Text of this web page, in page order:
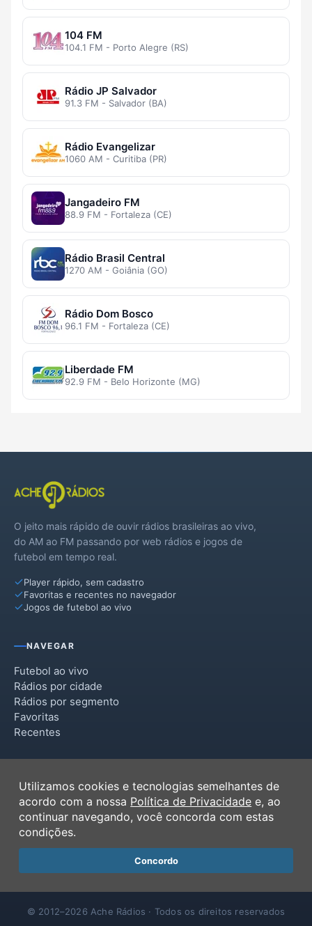
104 FM
104.1 FM - Porto Alegre (RS)
Rádio JP Salvador
91.3 FM - Salvador (BA)
Rádio Evangelizar
1060 AM - Curitiba (PR)
Jangadeiro FM
88.9 FM - Fortaleza (CE)
Rádio Brasil Central
1270 AM - Goiânia (GO)
Rádio Dom Bosco
96.1 FM - Fortaleza (CE)
Liberdade FM
92.9 FM - Belo Horizonte (MG)
O jeito mais rápido de ouvir rádios brasileiras ao vivo,
do AM ao FM passando por web rádios e jogos de
futebol em tempo real.
Player rápido, sem cadastro
Favoritas e recentes no navegador
Jogos de futebol ao vivo
NAVEGAR
Futebol ao vivo
Rádios por cidade
Rádios por segmento
Favoritas
Recentes
Termos de Uso
Política de Privacidade
Ferramentas
Contato
© 2012–2026 Ache Rádios · Todos os direitos reservados
Utilizamos cookies e tecnologias semelhantes de
acordo com a nossa Política de Privacidade e, ao
continuar navegando, você concorda com estas
condições.
Concordo